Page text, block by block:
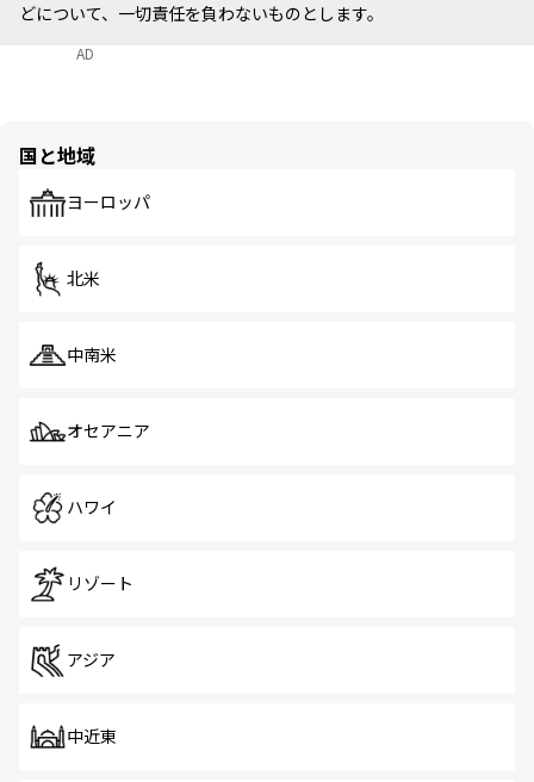
どについて、一切責任を負わないものとします。
AD
国と地域
ヨーロッパ
北米
中南米
オセアニア
ハワイ
リゾート
アジア
中近東